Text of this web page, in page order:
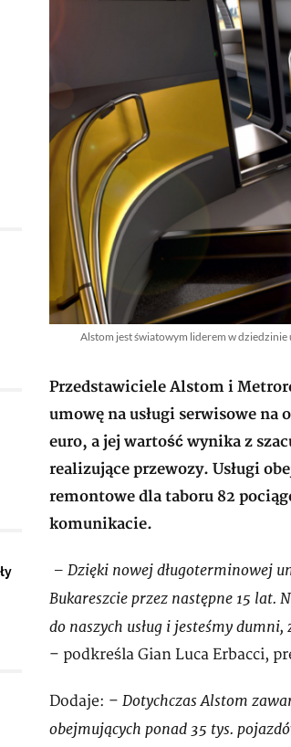
Alstom jest światowym liderem w
Przedstawiciele Alstom i
umowę na usługi serwisowe na
euro, a jej wartość wynika z
realizujące przewozy. Usługi
remontowe dla taboru 82
komunikacie.
– Dzięki nowej długoterminowej
Bukareszcie przez następne 15
do naszych usług i jesteśmy
– podkreśla Gian Luca Erbacci,
Dodaje: – Dotychczas Alstom
obejmujących ponad 35 tys.